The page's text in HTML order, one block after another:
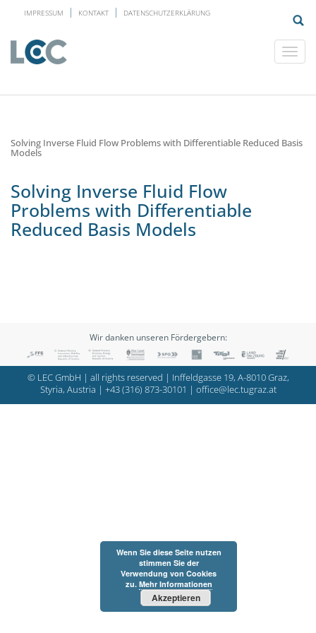
IMPRESSUM KONTAKT DATENSCHUTZERKLÄRUNG
Solving Inverse Fluid Flow Problems with Differentiable Reduced Basis
Models
Solving Inverse Fluid Flow
Problems with Differentiable
Reduced Basis Models
Wir danken unseren Fördergebern:
© LEC GmbH | all rights reserved | Inffeldgasse 19, A-8010 Graz,
Styria, Austria | +43 (316) 873-30101 | office@lec.tugraz.at
Wenn Sie diese Seite nutzen
stimmen Sie der
Verwendung von Cookies
zu. Mehr Informationen
Akzeptieren